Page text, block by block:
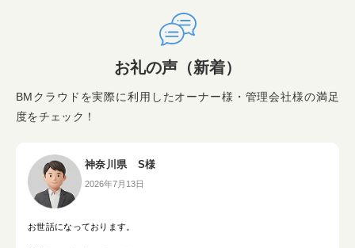
お礼の声（新着）
BMクラウドを実際に利用したオーナー様・管理会社様の満足
度をチェック！
神奈川県 S様
2026年7月13日
お世話になっております。